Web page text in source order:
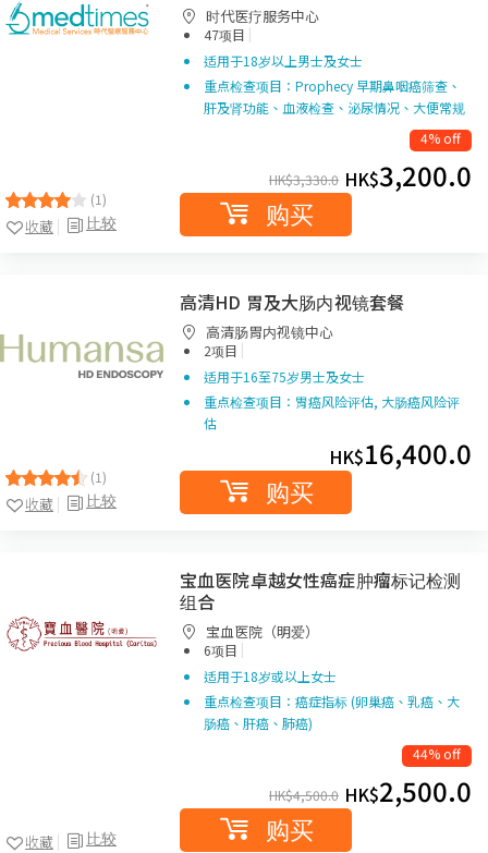
(1)
比较
收藏
时代医疗服务中心
47项目 |
适用于18岁以上男士及女士
重点检查项目：Prophecy 早期鼻咽癌筛查、
肝及肾功能、血液检查、泌尿情况、大便常规
4% off
HK$3,330.0 HK$3,200.0
购买
(1)
比较
收藏
高清HD 胃及大肠内视镜套餐
高清肠胃内视镜中心
2项目 |
适用于16至75岁男士及女士
重点检查项目：胃癌风险评估, 大肠癌风险评
估
HK$16,400.0
购买
比较
收藏
宝血医院卓越女性癌症肿瘤标记检测
组合
宝血医院（明爱）
6项目 |
适用于18岁或以上女士
重点检查项目：癌症指标 (卵巢癌、乳癌、大
肠癌、肝癌、肺癌)
44% off
HK$4,500.0 HK$2,500.0
购买